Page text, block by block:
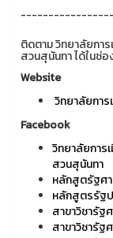
ติดตาม วิทยาลัยกา
สวนสุนันทา ได้ในช่
Website
วิทยาลัยกา
Facebook
วิทยาลัยการ
สวนสุนันทา
หลักสูตรัฐศ
หลักสูตรรัฐ
สาขาวิชารัฐ
สาขาวิชารัฐ